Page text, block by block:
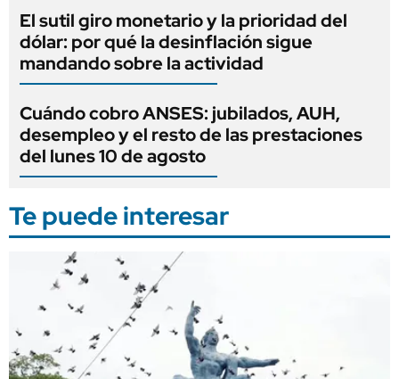
El sutil giro monetario y la prioridad del
dólar: por qué la desinflación sigue
mandando sobre la actividad
Cuándo cobro ANSES: jubilados, AUH,
desempleo y el resto de las prestaciones
del lunes 10 de agosto
Te puede interesar